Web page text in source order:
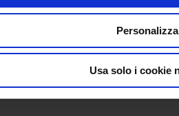
Personalizza
Usa solo i cookie